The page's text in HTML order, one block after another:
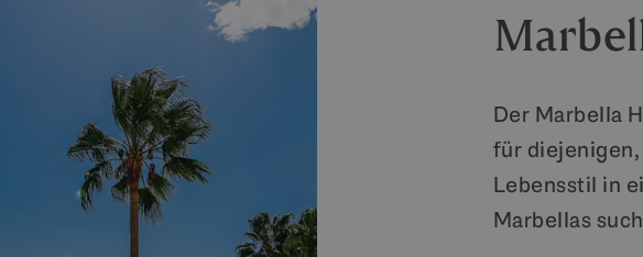
Der Marbella
für
Lebensstil in
Marbellas